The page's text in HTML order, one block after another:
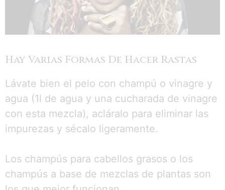
Hay Varias Formas De Hacer Rastas
Lávate bien el pelo con champú o vinagre y
agua (1l de agua y una cucharada de vinagre
con esta mezcla), acláralo para eliminar las
impurezas y sécalo ligeramente.
Los champús para cabellos grasos o los
champús a base de mezclas de plantas son